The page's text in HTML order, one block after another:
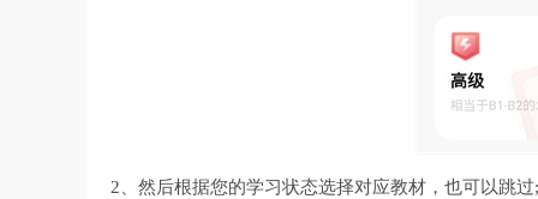
2、然后根据您的学习状态选择对应教材，也可以跳过;